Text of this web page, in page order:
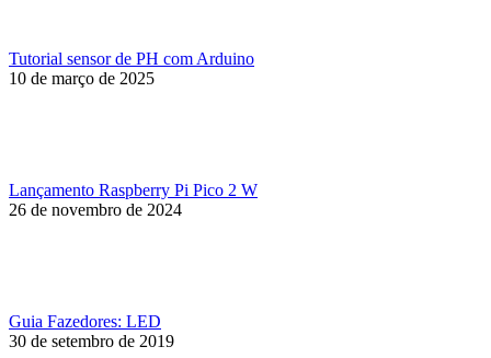
Tutorial sensor de PH com Arduino
10 de março de 2025
Lançamento Raspberry Pi Pico 2 W
26 de novembro de 2024
Guia Fazedores: LED
30 de setembro de 2019